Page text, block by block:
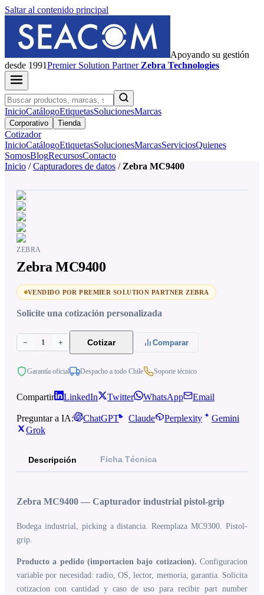
Saltar al contenido principal
Apoyando su gestión
desde 1991PremierSolution Partner Zebra Technologies
InicioCatálogoEtiquetasSolucionesMarcas
Corporativo Tienda
Cotizador
InicioCatálogoEtiquetasSolucionesMarcasServiciosQuienes
SomosBlogRecursosContacto
Inicio / Capturadores de datos / Zebra MC9400
ZEBRA
Zebra MC9400
VENDIDO POR PREMIER SOLUTION PARTNER ZEBRA
Solicite una cotización personalizada
− 1 + Cotizar Comparar
Garantía oficial Despacho a todo Chile Soporte técnico
Compartir LinkedIn Twitter WhatsApp Email
Preguntar a IA: ChatGPT Claude Perplexity
Gemini
Grok
Descripción Ficha Técnica
Zebra MC9400 — Capturador industrial pistol-grip
Bodega industrial, picking a distancia. Reemplaza MC9300. Pistol-
grip.
Producto a pedido (importacion bajo cotizacion). Configuracion
variable por necesidad: radio, OS, lector, memoria, garantia. Solicita
cotizacion con cantidad y caso de uso para recibir part number